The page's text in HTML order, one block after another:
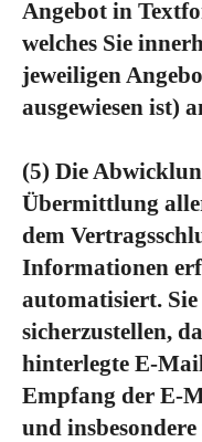
Angebot in
welches Sie
jeweiligen
ausgewiesen ist)
(5) Die
Übermittlung
dem
Informationen
automatisiert.
sicherzustellen,
hinterlegte E-
Empfang der E-
und